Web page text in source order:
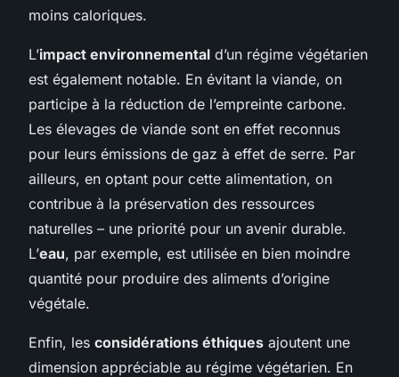
moins caloriques.
L’impact environnemental d’un régime végétarien
est également notable. En évitant la viande, on
participe à la réduction de l’empreinte carbone.
Les élevages de viande sont en effet reconnus
pour leurs émissions de gaz à effet de serre. Par
ailleurs, en optant pour cette alimentation, on
contribue à la préservation des ressources
naturelles – une priorité pour un avenir durable.
L’eau, par exemple, est utilisée en bien moindre
quantité pour produire des aliments d’origine
végétale.
Enfin, les considérations éthiques ajoutent une
dimension appréciable au régime végétarien. En